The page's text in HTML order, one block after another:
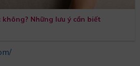
không? Những lưu ý cần biết